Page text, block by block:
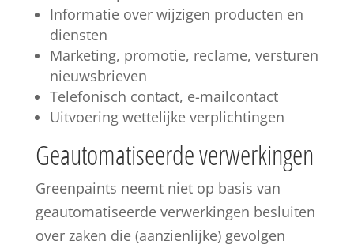
Informatie over wijzigen producten en
diensten
Marketing, promotie, reclame, versturen
nieuwsbrieven
Telefonisch contact, e-mailcontact
Uitvoering wettelijke verplichtingen
Geautomatiseerde verwerkingen
Greenpaints neemt niet op basis van
geautomatiseerde verwerkingen besluiten
over zaken die (aanzienlijke) gevolgen